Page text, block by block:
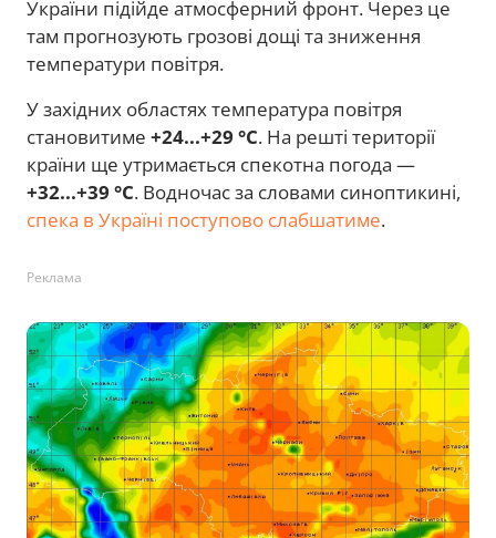
України підійде атмосферний фронт. Через це
там прогнозують грозові дощі та зниження
температури повітря.
У західних областях температура повітря
становитиме +24...+29 °C. На решті території
країни ще утримається спекотна погода —
+32...+39 °C. Водночас за словами синоптикині,
спека в Україні поступово слабшатиме.
Реклама